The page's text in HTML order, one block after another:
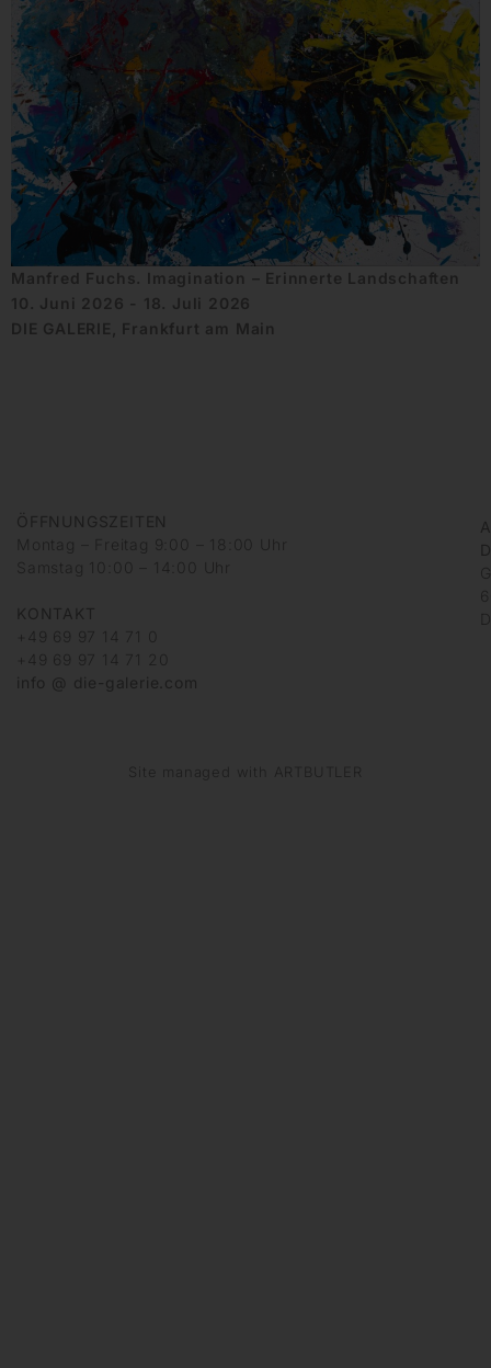
Manfred Fuchs. Imagination – Erinnerte Landschaften
10. Juni 2026 - 18. Juli 2026
DIE GALERIE, Frankfurt am Main
ÖFFNUNGSZEITEN
Montag – Freitag 9:00 – 18:00 Uhr
Samstag 10:00 – 14:00 Uhr
KONTAKT
+49 69 97 14 71 0
+49 69 97 14 71 20
info @ die-galerie.com
Site managed with ARTBUTLER